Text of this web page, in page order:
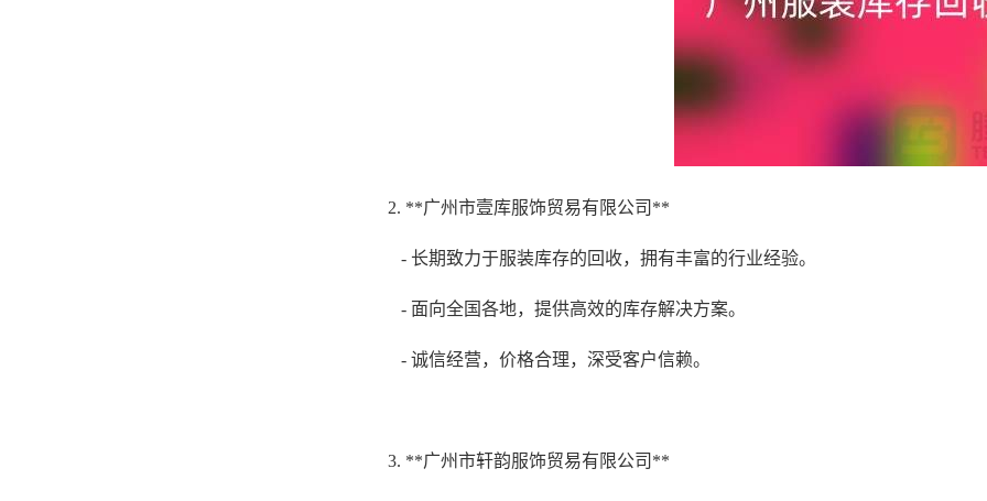
2. **广州市壹库服饰贸易有限公司**
- 长期致力于服装库存的回收，拥有丰富的行业经验。
- 面向全国各地，提供高效的库存解决方案。
- 诚信经营，价格合理，深受客户信赖。
3. **广州市轩韵服饰贸易有限公司**